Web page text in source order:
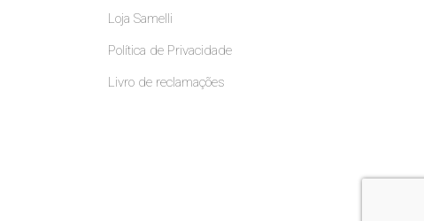
Loja Samelli
Política de Privacidade
Livro de reclamações